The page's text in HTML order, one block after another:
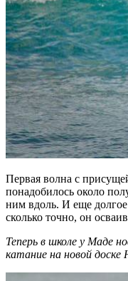
Первая волна с
понадобилось около
ним вдоль. И еще долгое
сколько точно, он
Теперь в школе у Маде
катание на новой доске